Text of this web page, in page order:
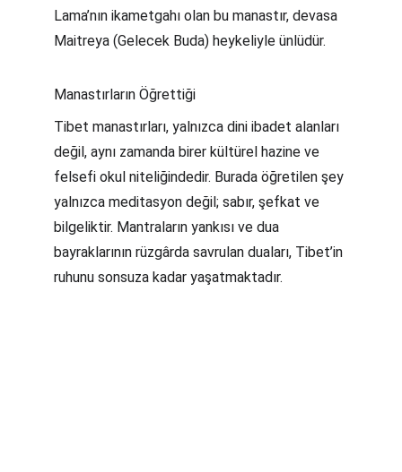
Lama’nın ikametgahı olan bu manastır, devasa
Maitreya (Gelecek Buda) heykeliyle ünlüdür.
Manastırların Öğrettiği
Tibet manastırları, yalnızca dini ibadet alanları
değil, aynı zamanda birer kültürel hazine ve
felsefi okul niteliğindedir. Burada öğretilen şey
yalnızca meditasyon değil; sabır, şefkat ve
bilgeliktir. Mantraların yankısı ve dua
bayraklarının rüzgârda savrulan duaları, Tibet’in
ruhunu sonsuza kadar yaşatmaktadır.